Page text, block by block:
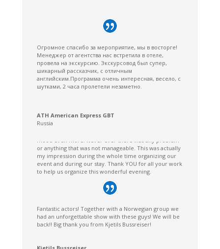
really nice being there the whole evening. They games
were funny and fitted in perfectly (not too much, as
or anything that was not manageable. This was actually
my impression during the whole time organizing our
event and during our stay. Thank YOU for all your work
to help us organize this wonderful evening.
Austria
Огромное спасибо за мероприятие, мы в восторге!
Менеджер от агентства нас встретила в отеле,
провела на экскурсию. Экскурсовод был супер,
шикарный рассказчик, с отличным
английским.Программа очень интересная, веcело, с
шутками, 2 часа пролетели незаметно.
ATH American Express GBT
Russia
Fantastic actors! Together with a Norwegian group we
had an unforgettable show with these guys! We will be
back!! Big thank you from Kjetils Bussreiser!